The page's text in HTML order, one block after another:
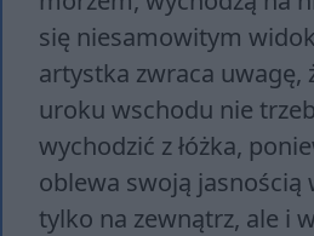
się niesamowitym
artystka zwraca uwagę,
uroku wschodu nie
wychodzić z łóżka,
oblewa swoją jasnością
tylko na zewnątrz, ale i